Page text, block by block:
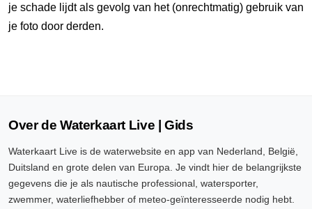
je schade lijdt als gevolg van het (onrechtmatig) gebruik van
je foto door derden.
Over de Waterkaart Live | Gids
Waterkaart Live is de waterwebsite en app van Nederland, België,
Duitsland en grote delen van Europa. Je vindt hier de belangrijkste
gegevens die je als nautische professional, watersporter,
zwemmer, waterliefhebber of meteo-geïnteresseerde nodig hebt.